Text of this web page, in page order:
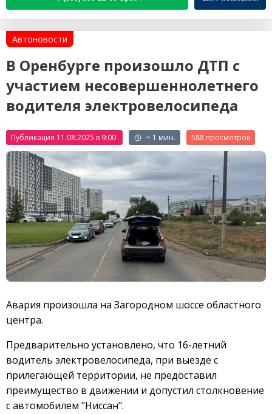
Автоновости
В Оренбурге произошло ДТП с
участием несовершеннолетнего
водителя электровелосипеда
Публикация 11.08.2025 в 9:00 ~ 1 мин. 588
Авария произошла на Загородном шоссе областного
центра.
Предварительно установлено, что 16-летний
водитель электровелосипеда, при выезде с
прилегающей территории, не предоставил
преимущество в движении и допустил столкновение
с автомобилем "Ниссан".